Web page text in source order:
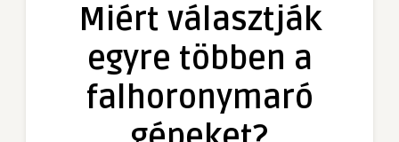
falhoronymaró
bejegyzéshez
Miért választják
egyre többen a
falhoronymaró